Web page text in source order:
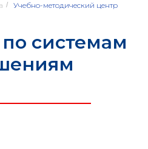
/ Учебно-методический центр
системам